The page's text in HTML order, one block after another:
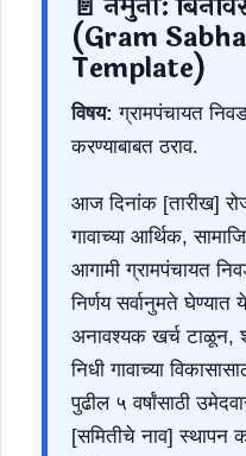
(Gram
Template)
विषय: ग्रामपंचायत
करण्याबाबत ठराव.
आज दिनांक [तारीख]
गावाच्या आर्थिक,
आगामी ग्रामपंचायत
निर्णय सर्वानुमते
अनावश्यक खर्च टाळून,
निधी गावाच्या
पुढील ५ वर्षांसाठी
[समितीचे नाव] स्थापन